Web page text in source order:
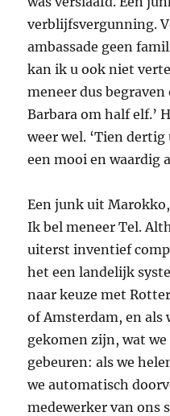
verblijfsvergunning.
ambassade geen
kan ik u ook niet
meneer dus
Barbara om half elf.’
weer wel. ‘Tien dertig
een mooi en waardig
Een junk uit
Ik bel meneer Tel.
uiterst inventief
het een landelijk
naar keuze met
of Amsterdam, en als
gekomen zijn, wat
gebeuren: als we
we automatisch
medewerker van ons